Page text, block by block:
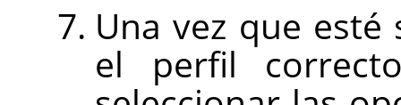
Una vez que
el perfil